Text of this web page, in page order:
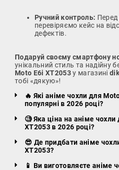
Ручний контроль:
перевіряємо кейс на
дефектів.
Подаруй своєму смартфону
унікальний стиль та надійну
Moto E6i XT2053у магазині
тобі «дякую»!
🔥 Які аніме чохли для
популярні в 2026 році?
🧐 Яка ціна на аніме
XT2053 в 2026 році?
😎 Де придбати аніме
XT2053?
📱 Ви виготовляєте аніме